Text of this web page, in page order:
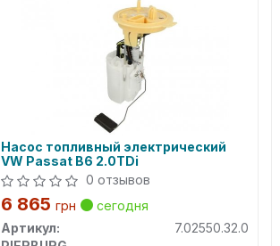
Насос топливный электрический
VW Passat B6 2.0TDi
0 отзывов
6 865 грн
сегодня
Артикул:
7.02550.32.0